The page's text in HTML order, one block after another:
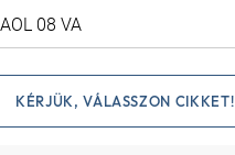
KÉRJÜK, VÁLASSZON CIKKET!